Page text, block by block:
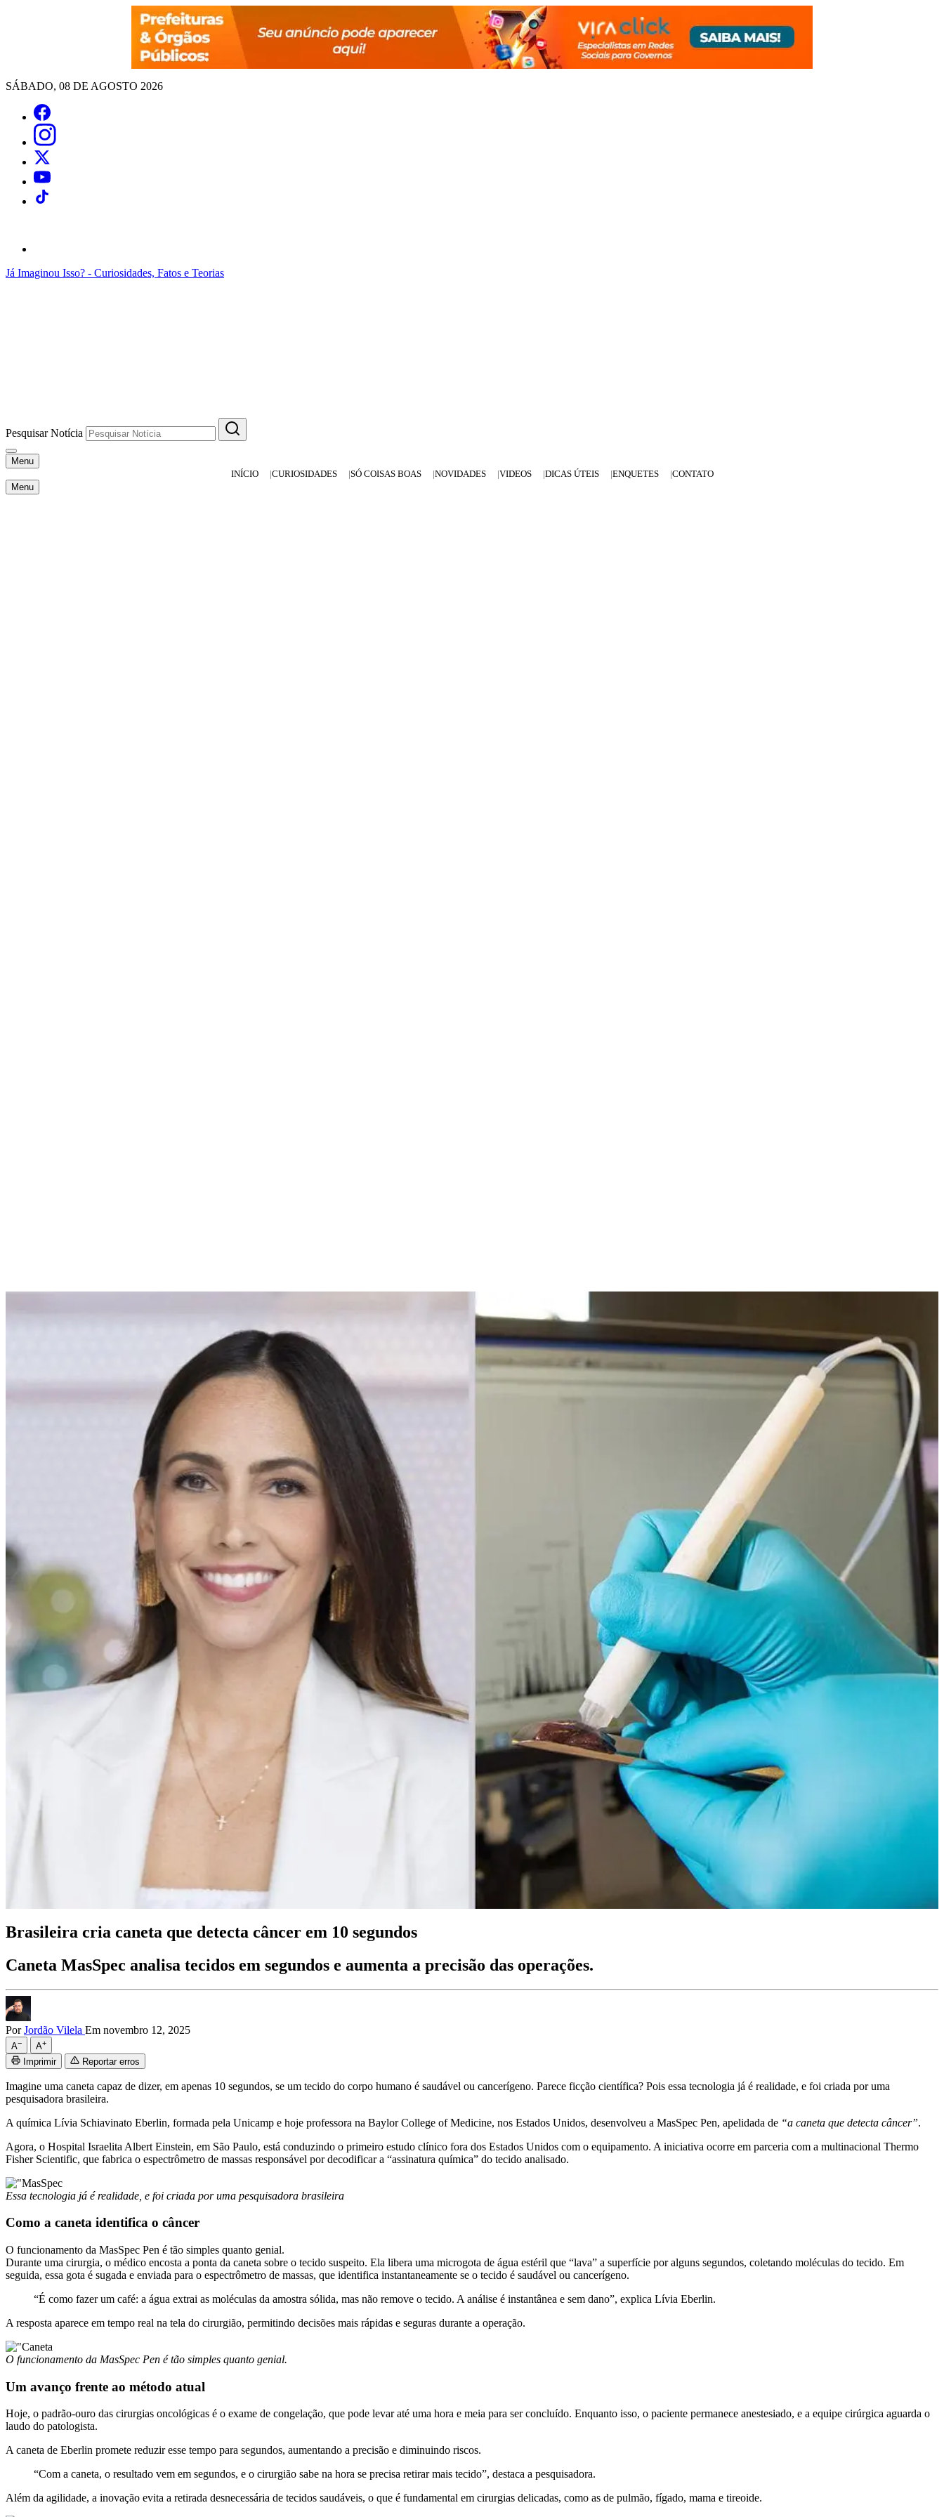
SÁBADO, 08 DE AGOSTO 2026
Já Imaginou Isso? - Curiosidades, Fatos e Teorias
Pesquisar Notícia
Menu
INÍCIO
CURIOSIDADES SÓ COISAS BOAS NOVIDADES VIDEOS DICAS ÚTEIS ENQUETES
CONTATO
Menu
Brasileira cria caneta que detecta câncer em 10 segundos
Caneta MasSpec analisa tecidos em segundos e aumenta a precisão das operações.
PorJordão Vilela Em novembro 12, 2025
A− A+
Imprimir Reportar erros
Imagine uma caneta capaz de dizer, em apenas 10 segundos, se um tecido do corpo humano é saudável ou cancerígeno. Parece ficção científica? Pois essa tecnologia já é realidade, e foi criada por uma
pesquisadora brasileira.
A química Lívia Schiavinato Eberlin, formada pela Unicamp e hoje professora na Baylor College of Medicine, nos Estados Unidos, desenvolveu a MasSpec Pen, apelidada de “a caneta que detecta câncer”.
Agora, o Hospital Israelita Albert Einstein, em São Paulo, está conduzindo o primeiro estudo clínico fora dos Estados Unidos com o equipamento. A iniciativa ocorre em parceria com a multinacional Thermo
Fisher Scientific, que fabrica o espectrômetro de massas responsável por decodificar a “assinatura química” do tecido analisado.
Essa tecnologia já é realidade, e foi criada por uma pesquisadora brasileira
Como a caneta identifica o câncer
O funcionamento da MasSpec Pen é tão simples quanto genial.
Durante uma cirurgia, o médico encosta a ponta da caneta sobre o tecido suspeito. Ela libera uma microgota de água estéril que “lava” a superfície por alguns segundos, coletando moléculas do tecido. Em
seguida, essa gota é sugada e enviada para o espectrômetro de massas, que identifica instantaneamente se o tecido é saudável ou cancerígeno.
“É como fazer um café: a água extrai as moléculas da amostra sólida, mas não remove o tecido. A análise é instantânea e sem dano”, explica Lívia Eberlin.
A resposta aparece em tempo real na tela do cirurgião, permitindo decisões mais rápidas e seguras durante a operação.
O funcionamento da MasSpec Pen é tão simples quanto genial.
Um avanço frente ao método atual
Hoje, o padrão-ouro das cirurgias oncológicas é o exame de congelação, que pode levar até uma hora e meia para ser concluído. Enquanto isso, o paciente permanece anestesiado, e a equipe cirúrgica aguarda o
laudo do patologista.
A caneta de Eberlin promete reduzir esse tempo para segundos, aumentando a precisão e diminuindo riscos.
“Com a caneta, o resultado vem em segundos, e o cirurgião sabe na hora se precisa retirar mais tecido”, destaca a pesquisadora.
Além da agilidade, a inovação evita a retirada desnecessária de tecidos saudáveis, o que é fundamental em cirurgias delicadas, como as de pulmão, fígado, mama e tireoide.